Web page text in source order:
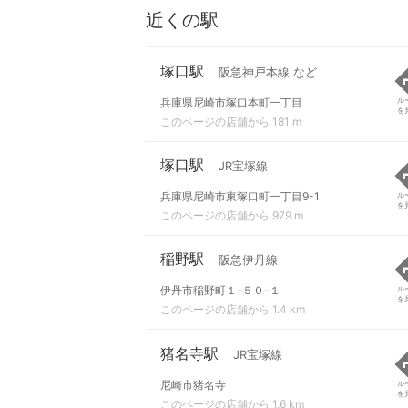
近くの駅
塚口駅 阪急神戸本線 など
兵庫県尼崎市塚口本町一丁目
このページの店舗から 181 m
ル
を
塚口駅 JR宝塚線
兵庫県尼崎市東塚口町一丁目9-1
このページの店舗から 979 m
ル
を
稲野駅 阪急伊丹線
伊丹市稲野町１-５０-１
このページの店舗から 1.4 km
ル
を
猪名寺駅 JR宝塚線
尼崎市猪名寺
このページの店舗から 1.6 km
ル
を